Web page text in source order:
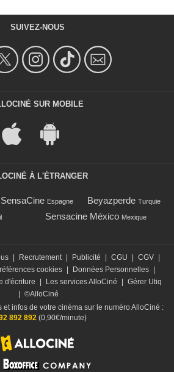
SUIVEZ-NOUS
SUR MOBILE
À L'ÉTRANGER
SensaCine Espagne Beyazperde Turquie
Sensacine México Mexique
Recrutement Publicité CGU CGV
cookies Données Personnelles
d'écriture Les services AlloCiné
Gérer Utiq
©AlloCiné
et infos de votre cinéma sur le numéro AlloCiné :
892 892(0,90€/minute)